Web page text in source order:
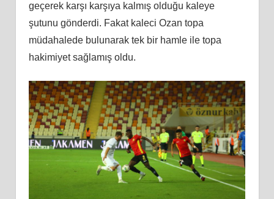
geçerek karşı karşıya kalmış olduğu kaleye
şutunu gönderdi. Fakat kaleci Ozan topa
müdahalede bulunarak tek bir hamle ile topa
hakimiyet sağlamış oldu.